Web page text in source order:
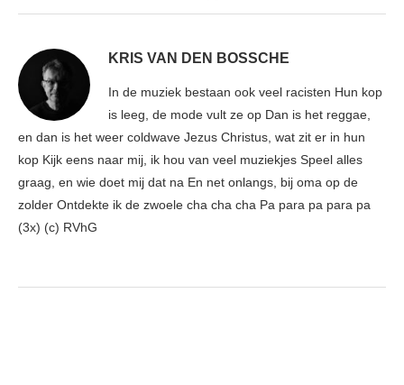
KRIS VAN DEN BOSSCHE
In de muziek bestaan ook veel racisten Hun kop
is leeg, de mode vult ze op Dan is het reggae,
en dan is het weer coldwave Jezus Christus, wat zit er in hun
kop Kijk eens naar mij, ik hou van veel muziekjes Speel alles
graag, en wie doet mij dat na En net onlangs, bij oma op de
zolder Ontdekte ik de zwoele cha cha cha Pa para pa para pa
(3x) (c) RVhG